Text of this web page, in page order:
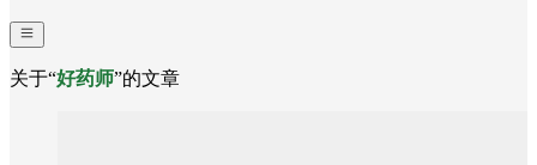
关于“好药师”的文章